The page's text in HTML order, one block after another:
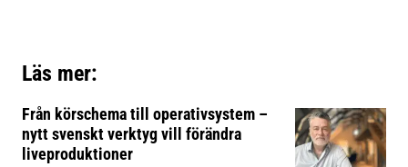
Läs mer:
Från körschema till operativsystem –
nytt svenskt verktyg vill förändra
liveproduktioner